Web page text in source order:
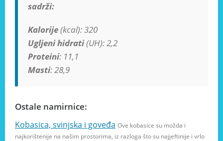
sadrži:
Kalorije(kcal): 320
Ugljeni hidrati(UH): 2,2
Proteini: 11,1
Masti: 28,9
Ostale namirnice:
Kobasica, svinjska i goveđa Ove kobasice su možda i
najkorištenije na našim prostorima, iz razloga što su najjeftinije i vrlo